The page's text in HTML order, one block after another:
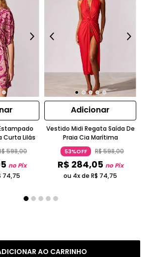
AO CARRINHO
Curta Lilás
598,00
no Pix
74,75
Adicionar
Vestido Midi Regata Saída De
Praia Cia Marítima
53%OFF R$598,00
R$ 284,05 no Pix
ou 4x de R$ 74,75